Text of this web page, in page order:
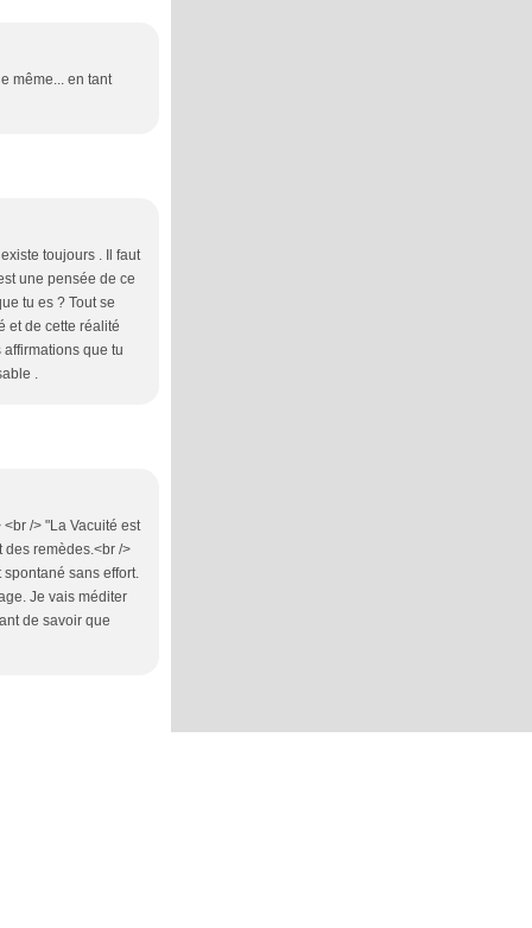
même... en tant
toujours . Il faut
une pensée de ce
tu es ? Tout se
et de cette réalité
que tu
.
/> "La Vacuité est
remèdes.<br />
sans effort.
Je vais méditer
de savoir que